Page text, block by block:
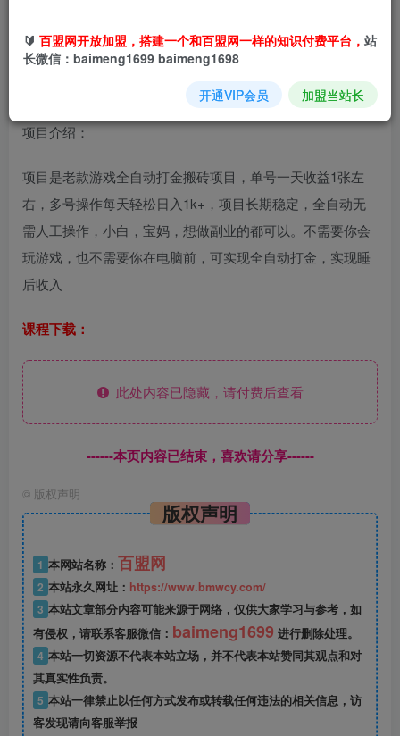
项目介绍：
项目是老款游戏全自动打金搬砖项目，单号一天收益1张左
右，多号操作每天轻松日入1k+，项目长期稳定，全自动无
需人工操作，小白，宝妈，想做副业的都可以。不需要你会
玩游戏，也不需要你在电脑前，可实现全自动打金，实现睡
后收入
课程下载：
此处内容已隐藏，请付费后查看
------本页内容已结束，喜欢请分享------
© 版权声明
版权声明
1 本网站名称： 百盟网
2 本站永久网址： https://www.bmwcy.com/
3 本站文章部分内容可能来源于网络，仅供大家学习与参考，如
有侵权，请联系客服微信： baimeng1699 进行删除处理。
4 本站一切资源不代表本站立场，并不代表本站赞同其观点和对
其真实性负责。
5 本站一律禁止以任何方式发布或转载任何违法的相关信息，访
客发现请向客服举报
🔰 百盟网开放加盟，搭建一个和百盟网一样的知识付费平台， 站
长微信：baimeng1699 baimeng1698
开通VIP会员 加盟当站长